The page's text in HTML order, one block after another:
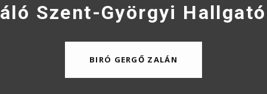
Szent-Györgyi
BIRÓ GERGŐ ZALÁN